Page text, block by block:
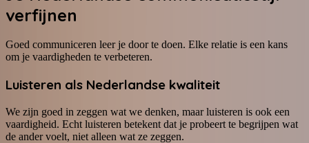
verfijnen
Goed communiceren leer je door te doen. Elke relatie is een kans
om je vaardigheden te verbeteren.
Luisteren als Nederlandse kwaliteit
We zijn goed in zeggen wat we denken, maar luisteren is ook een
vaardigheid. Echt luisteren betekent dat je probeert te begrijpen wat
de ander voelt, niet alleen wat ze zeggen.